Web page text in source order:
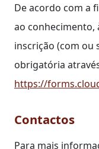
De acordo com a
ao conhecimento,
inscrição (com ou
obrigatória
https://
Contactos
Para mais